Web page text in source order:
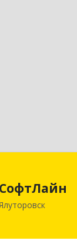
СофтЛайн
627010,
р-н,